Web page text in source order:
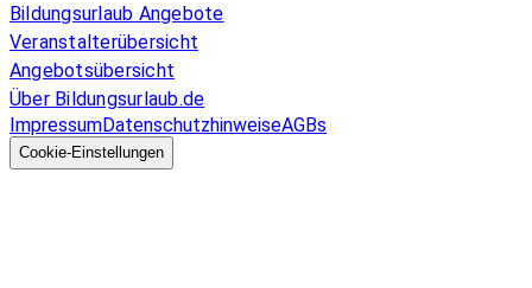
Bildungsurlaub Angebote
Veranstalterübersicht
Angebotsübersicht
Über Bildungsurlaub.de
ImpressumDatenschutzhinweiseAGBs
Cookie-Einstellungen